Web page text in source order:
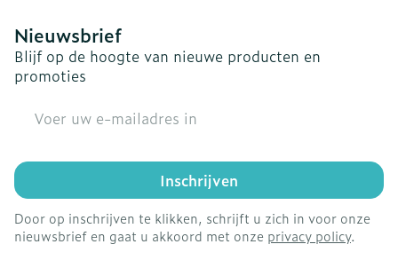
Nieuwsbrief
Blijf op de hoogte van nieuwe producten en
promoties
Inschrijven
Door op inschrijven te klikken, schrijft u zich in voor onze
nieuwsbrief en gaat u akkoord met onze privacy policy.